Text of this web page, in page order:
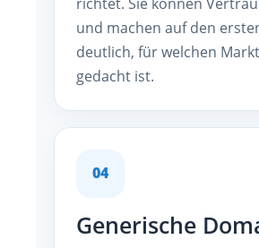
und machen auf den
deutlich, für welchen
gedacht ist.
04
Generische